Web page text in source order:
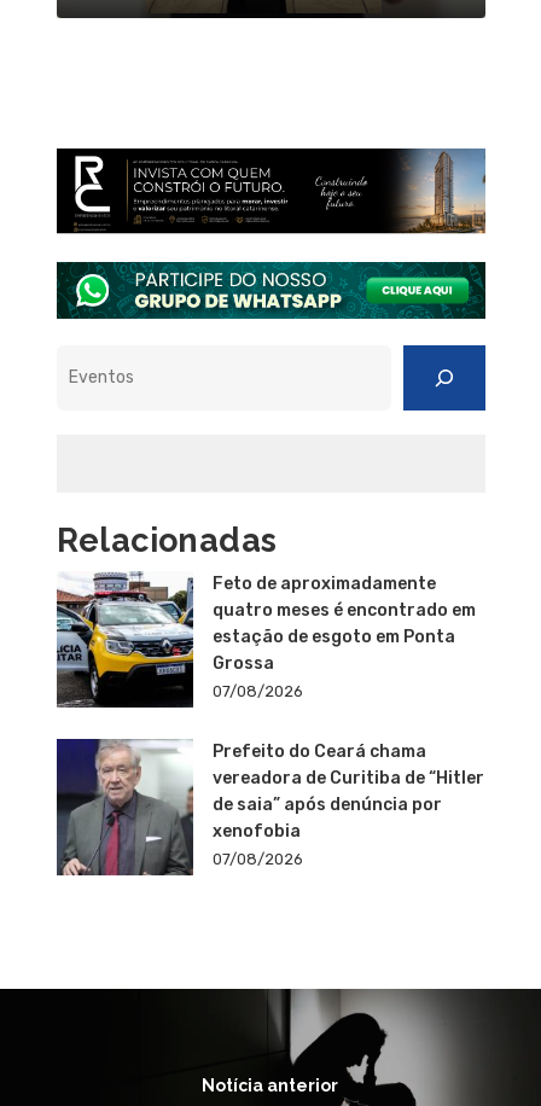
Relacionadas
Feto de aproximadamente
quatro meses é encontrado em
estação de esgoto em Ponta
Grossa
07/08/2026
Prefeito do Ceará chama
vereadora de Curitiba de “Hitler
de saia” após denúncia por
xenofobia
07/08/2026
Notícia anterior